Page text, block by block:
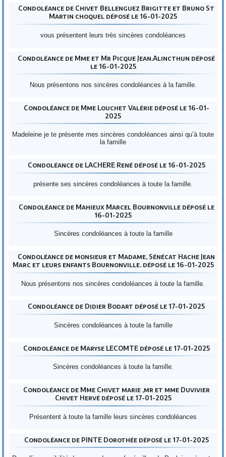
Condoléance de Chivet Bellenguez Brigitte et Bruno St
Martin choquel déposé le 16-01-2025
vous présentent leurs très sincères condoléances
Condoléance de Mme et Mr Picque Jean.Alincthun déposé
le 16-01-2025
Nous présentons nos sincères condoléances à la famille.
Condoléance de Mme Louchet Valérie déposé le 16-01-
2025
Madeleine je te présente mes sincères condoléances ainsi qu’à toute
la famille
Condoléance de LACHERE René déposé le 16-01-2025
présente ses sincères condoléances à toute la famille.
Condoléance de Mahieux Marcel Bournonville déposé le
16-01-2025
Sincères condoléances à toute la famille
Condoléance de monsieur et Madame, Sénécat Hache Jean
Marc et leurs enfants Bournonville. déposé le 16-01-2025
Nous présentons nos sincères condoléances à toute la famille.
Condoléance de Didier Bodart déposé le 17-01-2025
Sincères condoléances à toute la famille
Condoléance de Maryse LECOMTE déposé le 17-01-2025
Sincères condoléances à toute la famille.
Condoléance de Mme Chivet marie ,mr et mme Duvivier
Chivet Hervé déposé le 17-01-2025
Présentent à toute la famille leurs sincères condoléances
Condoléance de PINTE Dorothée déposé le 17-01-2025